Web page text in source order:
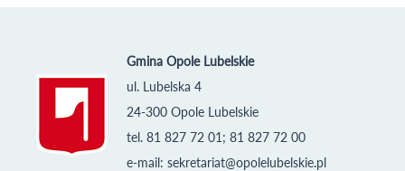
Gmina Opole Lubelskie
ul. Lubelska 4
24-300 Opole Lubelskie
tel. 81 827 72 01; 81 827 72 00
e-mail: sekretariat@opolelubelskie.pl